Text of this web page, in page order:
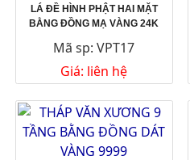
LÁ ĐỀ HÌNH PHẬT HAI MẶT
BẰNG ĐỒNG MẠ VÀNG 24K
Mã sp: VPT17
Giá: liên hệ